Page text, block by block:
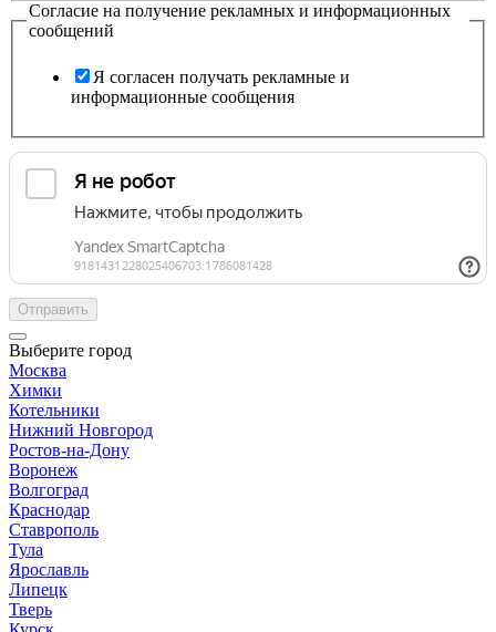
Согласие на получение рекламных и информационных
сообщений
Я согласен получать рекламные и
информационные сообщения
Отправить
Выберите город
Москва
Химки
Котельники
Нижний Новгород
Ростов-на-Дону
Воронеж
Волгоград
Краснодар
Ставрополь
Тула
Ярославль
Липецк
Тверь